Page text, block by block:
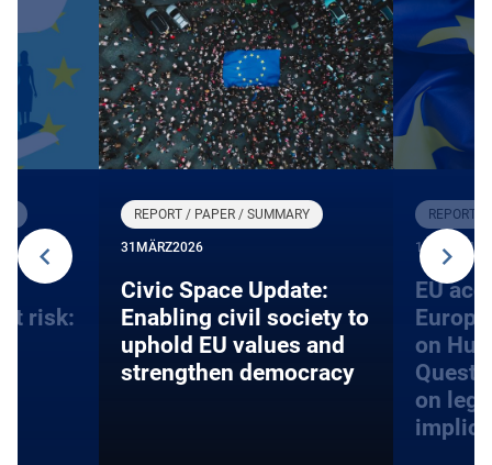
risk:
REPORT / PAPER / SUMMARY
31 MÄRZ2026
​​Civic Space Update:
Enabling civil society to
uphold EU values and
strengthen democracy
REPORT /
12
EU
on
on